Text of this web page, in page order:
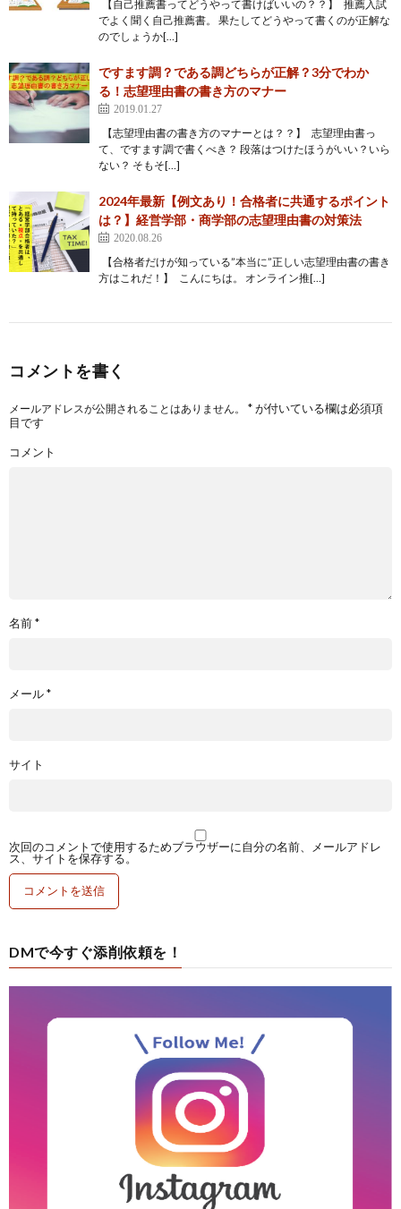
【自己推薦書ってどうやって書けばいいの？？】 推薦入試
でよく聞く自己推薦書。 果たしてどうやって書くのが正解な
のでしょうか[…]
ですます調？である調どちらが正解？3分でわか
る！志望理由書の書き方のマナー
2019.01.27
【志望理由書の書き方のマナーとは？？】 志望理由書っ
て、ですます調で書くべき？ 段落はつけたほうがいい？いら
ない？ そもそ[…]
2024年最新【例文あり！合格者に共通するポイント
は？】経営学部・商学部の志望理由書の対策法
2020.08.26
【合格者だけが知っている”本当に”正しい志望理由書の書き
方はこれだ！】 こんにちは。 オンライン推[…]
コメントを書く
メールアドレスが公開されることはありません。 *が付いている欄は必須項
目です
コメント
名前*
メール*
サイト
次回のコメントで使用するためブラウザーに自分の名前、メールアドレ
ス、サイトを保存する。
DMで今すぐ添削依頼を！